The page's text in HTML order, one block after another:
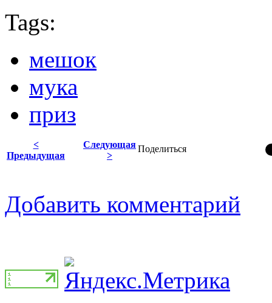
Tags:
мешок
мука
приз
Поделиться
<
Предыдущая
Следующая
>
Добавить комментарий